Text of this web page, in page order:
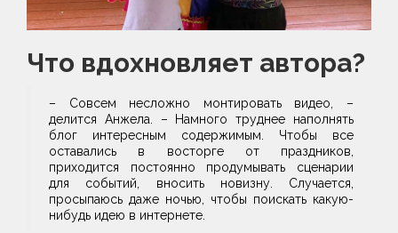
Что вдохновляет автора?
– Совсем несложно монтировать видео, –
делится Анжела. – Намного труднее наполнять
блог интересным содержимым. Чтобы все
оставались в восторге от праздников,
приходится постоянно продумывать сценарии
для событий, вносить новизну. Случается,
просыпаюсь даже ночью, чтобы поискать какую-
нибудь идею в интернете.